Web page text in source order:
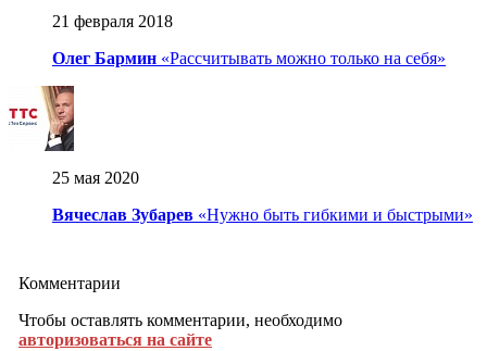
21 февраля 2018
Олег Бармин «Рассчитывать можно только на себя»
25 мая 2020
Вячеслав Зубарев «Нужно быть гибкими и быстрыми»
Комментарии
Чтобы оставлять комментарии, необходимо
авторизоваться на сайте